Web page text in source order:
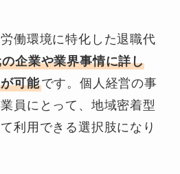
働環境に特化した退職代
企業や業界事情に詳し
可能です。個人経営の事
員にとって、地域密着型
利用できる選択肢になり